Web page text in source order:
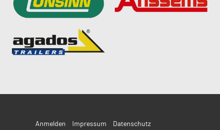
Anmelden Impressum
Datenschutz